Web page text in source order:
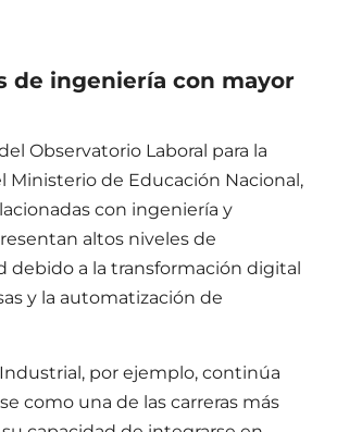
de ingeniería con mayor
Observatorio Laboral para la
Ministerio de Educación Nacional,
con ingeniería y
altos niveles de
debido a la transformación digital
y la automatización de
por ejemplo, continúa
como una de las carreras más